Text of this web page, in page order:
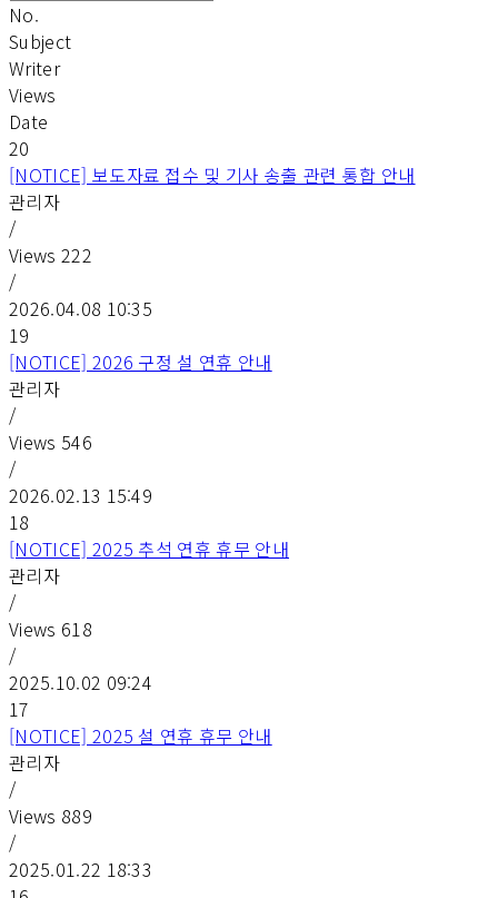
No.
Subject
Writer
Views
Date
20
[NOTICE] 보도자료 접수 및 기사 송출 관련 통합 안내
관리자
/
Views 222
/
2026.04.08 10:35
19
[NOTICE] 2026 구정 설 연휴 안내
관리자
/
Views 546
/
2026.02.13 15:49
18
[NOTICE] 2025 추석 연휴 휴무 안내
관리자
/
Views 618
/
2025.10.02 09:24
17
[NOTICE] 2025 설 연휴 휴무 안내
관리자
/
Views 889
/
2025.01.22 18:33